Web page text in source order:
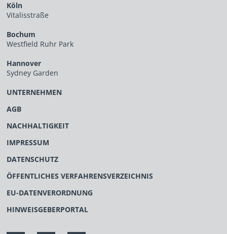
Köln
Vitalisstraße
Bochum
Westfield Ruhr Park
Hannover
Sydney Garden
UNTERNEHMEN
AGB
NACHHALTIGKEIT
IMPRESSUM
DATENSCHUTZ
ÖFFENTLICHES VERFAHRENSVERZEICHNIS
EU-DATENVERORDNUNG
HINWEISGEBERPORTAL